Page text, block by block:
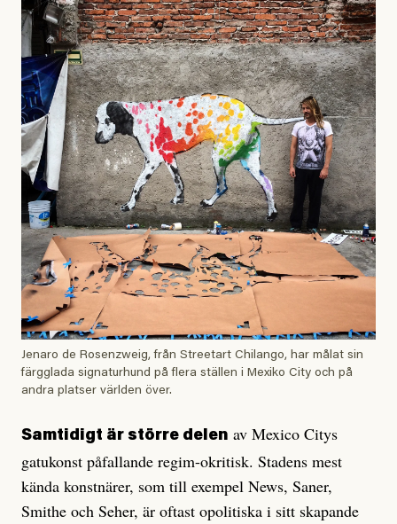
Jenaro de Rosenzweig, från Streetart Chilango, har målat sin
färgglada signaturhund på flera ställen i Mexiko City och på
andra platser världen över.
Samtidigt är större delen av Mexico Citys
gatukonst påfallande regim-okritisk. Stadens mest
kända konstnärer, som till exempel News, Saner,
Smithe och Seher, är oftast opolitiska i sitt skapande